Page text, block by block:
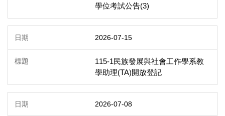
學位考試公告(3)
2026-07-15
115-1民族發展與社會工作學系教
學助理(TA)開放登記
2026-07-08